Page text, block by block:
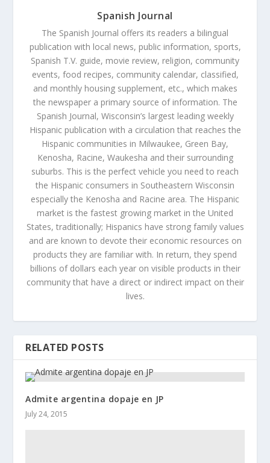
Spanish Journal
The Spanish Journal offers its readers a bilingual
publication with local news, public information, sports,
Spanish T.V. guide, movie review, religion, community
events, food recipes, community calendar, classified,
and monthly housing supplement, etc., which makes
the newspaper a primary source of information. The
Spanish Journal, Wisconsin’s largest leading weekly
Hispanic publication with a circulation that reaches the
Hispanic communities in Milwaukee, Green Bay,
Kenosha, Racine, Waukesha and their surrounding
suburbs. This is the perfect vehicle you need to reach
the Hispanic consumers in Southeastern Wisconsin
especially the Kenosha and Racine area. The Hispanic
market is the fastest growing market in the United
States, traditionally; Hispanics have strong family values
and are known to devote their economic resources on
products they are familiar with. In return, they spend
billions of dollars each year on visible products in their
community that have a direct or indirect impact on their
lives.
RELATED POSTS
Admite argentina dopaje en JP
July 24, 2015